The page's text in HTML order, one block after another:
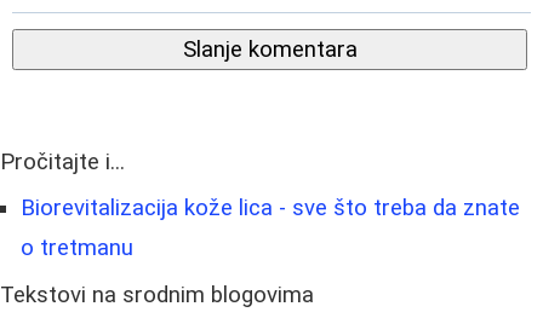
Slanje komentara
Pročitajte i...
Biorevitalizacija kože lica - sve što treba da znate
o tretmanu
Tekstovi na srodnim blogovima